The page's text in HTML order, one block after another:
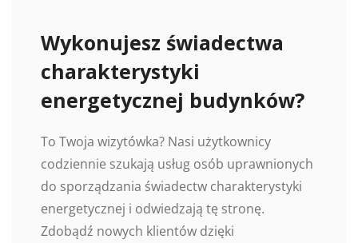
Wykonujesz świadectwa
charakterystyki
energetycznej budynków?
To Twoja wizytówka? Nasi użytkownicy
codziennie szukają usług osób uprawnionych
do sporządzania świadectw charakterystyki
energetycznej i odwiedzają tę stronę.
Zdobądź nowych klientów dzięki